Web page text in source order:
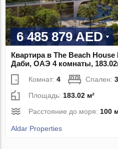
6 485 879 AED
Квартира в The Beach
Даби, ОАЭ 4 комнаты,
Комнат:4 Спален:3
Площадь:183.02 м²
Расстояние до моря:100
Aldar Properties